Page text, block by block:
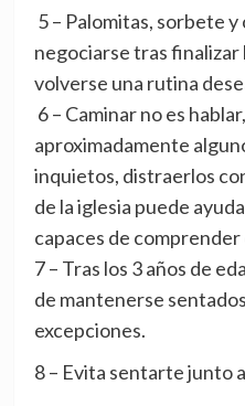
5 – Palomitas, sorbete
negociarse tras finalizar
volverse una rutina
6 – Caminar no es
aproximadamente
inquietos, distraerlos
de la iglesia puede
capaces de comprender
7 – Tras los 3 años de
de mantenerse
excepciones.
8 – Evita sentarte junto